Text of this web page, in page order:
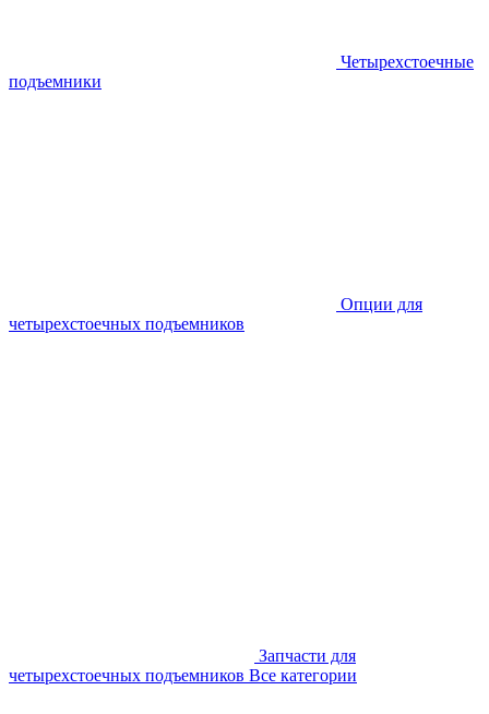
Четырехстоечные
подъемники
Опции для
четырехстоечных подъемников
Запчасти для
четырехстоечных подъемников Все категории